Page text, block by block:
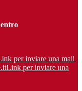
per inviare una mail
Link per inviare una